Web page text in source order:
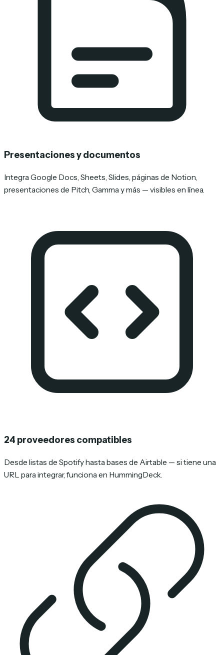
Presentaciones y documentos
Integra Google Docs, Sheets, Slides, páginas de Notion,
presentaciones de Pitch, Gamma y más — visibles en línea.
24 proveedores compatibles
Desde listas de Spotify hasta bases de Airtable — si tiene una
URL para integrar, funciona en HummingDeck.